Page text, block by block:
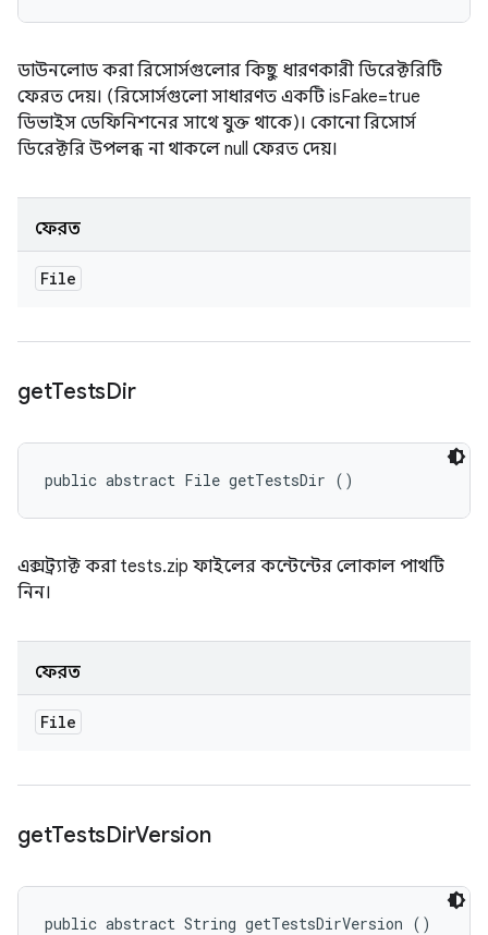
ডাউনলোড করা রিসোর্সগুলোর কিছু ধারণকারী ডিরেক্টরিটি
ফেরত দেয়। (রিসোর্সগুলো সাধারণত একটি isFake=true
ডিভাইস ডেফিনিশনের সাথে যুক্ত থাকে)। কোনো রিসোর্স
ডিরেক্টরি উপলব্ধ না থাকলে null ফেরত দেয়।
ফেরত
File
getTestsDir
public abstract File getTestsDir ()
এক্সট্র্যাক্ট করা tests.zip ফাইলের কন্টেন্টের লোকাল পাথটি
নিন।
ফেরত
File
getTestsDirVersion
public abstract String getTestsDirVersion ()